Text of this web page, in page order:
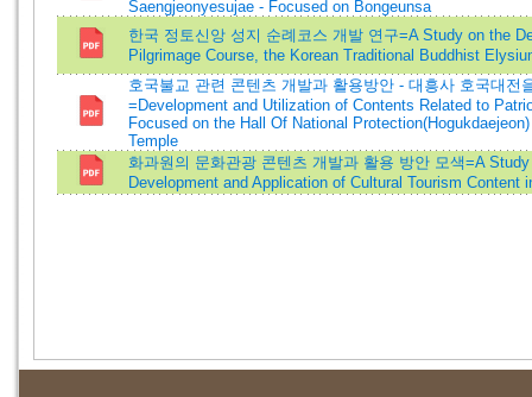
Saengjeonyesujae - Focused on Bongeunsa
한국 정토신앙 성지 순례코스 개발 연구=A Study on the
Pilgrimage Course, the Korean Traditional Buddhist
호국불교 관련 콘텐츠 개발과 활용방안 - 대흥사 호국대전
=Development and Utilization of Contents Related to
Focused on the Hall Of National
Temple
화과원의 문화관광 콘텐츠 개발과 활용 방안 모색=A
Development and Application of Cultural Tourism Content